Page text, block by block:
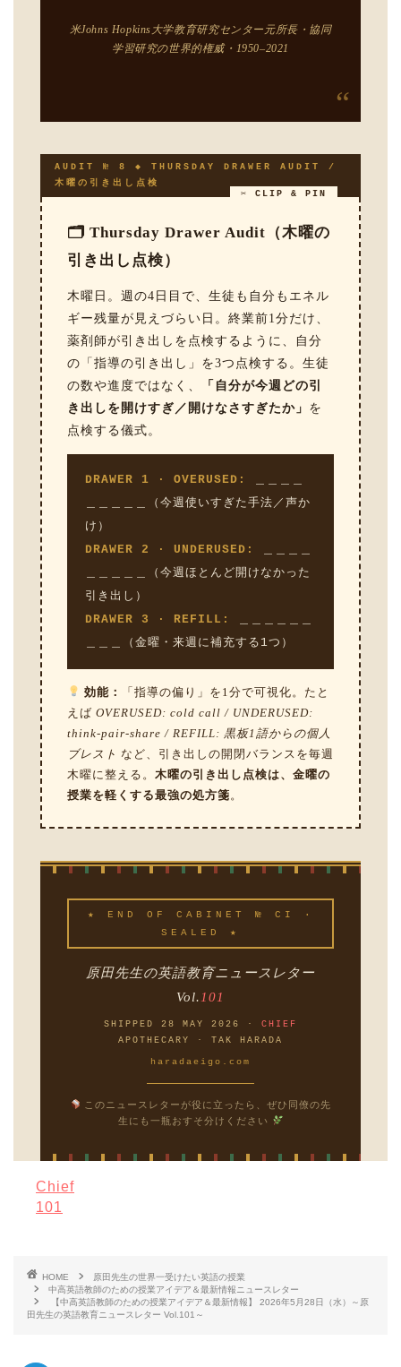
“
米Johns Hopkins大学教育研究センター元所長・協同
学習研究の世界的権威・1950–2021
AUDIT № 8 ◆ THURSDAY DRAWER AUDIT /
木曜の引き出し点検
✂ CLIP & PIN
🗂 Thursday Drawer Audit（木曜の
引き出し点検）
木曜日。週の4日目で、生徒も自分もエネル
ギー残量が見えづらい日。終業前1分だけ、
薬剤師が引き出しを点検するように、自分
の「指導の引き出し」を3つ点検する。生徒
の数や進度ではなく、
「自分が今週どの引
き出しを開けすぎ／開けなさすぎたか」 を
点検する儀式。
DRAWER 1 · OVERUSED:
＿＿＿＿＿（今週使いすぎた手法／声か
け）
DRAWER 2 · UNDERUSED:
＿＿＿＿＿（今週ほとんど開けなかった
引き出し）
DRAWER 3 · REFILL:
＿＿＿（金曜・来週に補充する1つ）
効能：
「指導の偏り」を1分で可視化。たと
えば OVERUSED: cold call / UNDERUSED:
think-pair-share / REFILL: 黒板1語からの個人
ブレスト など、引き出しの開閉バランスを毎週
木曜に整える。 木曜の引き出し点検は、金曜の
授業を軽くする最強の処方箋 。
★ END OF CABINET № CI ·
SEALED ★
原田先生の英語教育ニュースレター
Vol. 101
SHIPPED 28 MAY 2026 · CHIEF
APOTHECARY · TAK HARADA
haradaeigo.com
このニュースレターが役に立ったら、ぜひ同僚の先
生にも一瓶おすそ分けください
Chief
101
HOME
原田先生の世界一受けたい英語の授業
中高英語教師のための授業アイデア＆最新情報ニュースレター
【中高英語教師のための授業アイデア＆最新情報】 2026年5月28日（水）～原
田先生の英語教育ニュースレター Vol.101～